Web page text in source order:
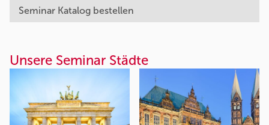
Seminar Katalog bestellen
Unsere Seminar Städte